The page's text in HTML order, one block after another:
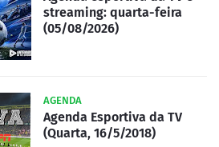
streaming: quarta-feira
(05/08/2026)
AGENDA
Agenda Esportiva da TV
(Quarta, 16/5/2018)